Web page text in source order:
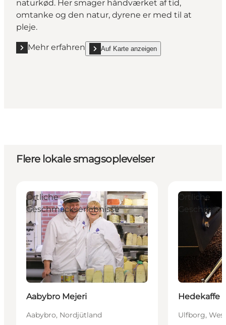
naturkød. Her smager håndværket af tid,
omtanke og den natur, dyrene er med til at
pleje.
Mehr erfahren
Mehr erfahren "Treshøje"Auf Karte anzeigen
show Treshøje on_map
Flere lokale smagsoplevelser
Örtliche
Geschmackserlebnisse
Aabybro Mejeri
Aabybro, Nordjütland
Örtliche
Hedekaffe
Ulfborg,